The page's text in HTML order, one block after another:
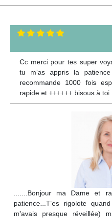
Cc merci pour tes super
tu m’as appris la
recommande 1000 fois
rapide et ++++++ bisous à toi
.......Bonjour ma Dame et
patience...T'es rigolote
m'avais presque réveillée)